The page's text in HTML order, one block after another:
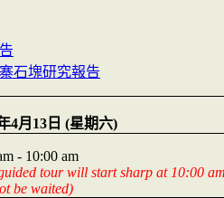
石塊研究報告
4月 13 日 (星期六)
- 10:00 am
tour will start sharp at 10:00
be waited)